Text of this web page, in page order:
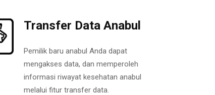
Transfer Data Anabul
Pemilik baru anabul Anda dapat
mengakses data, dan memperoleh
informasi riwayat kesehatan anabul
melalui fitur transfer data.